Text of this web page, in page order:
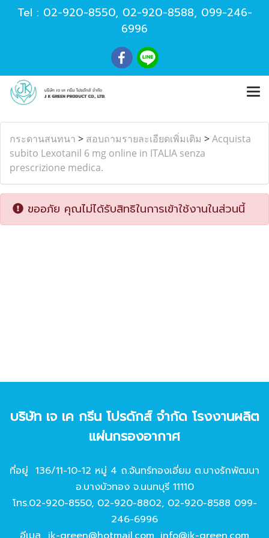
Tel : 02-920-8550, 02-920-8588, 099-246-
6996
กระดานสนทนา > สอบถามรายละเอียดเพิ่มเติม >Acquista
subito Lexotanil 6 mg online in ITALIA senza
prescrizione medica.
ขออภัย คุณไม่ได้รับสิทธิในการเข้าใช้งานในส่วนนี้
บริษัท เจ เค กรีน โปรดักส์ จํากัด โรงงานผลิต
แผ่นกรองอากาศ
ที่อยู่ 136/11-10-12 หมู่ 4 ถ.จันทร์ทองเอี่ยม ต.บางรักพัฒนา
อ.บางบัวทอง จ.นนทบุรี 11110
โทร.02-920-8550, 02-920-8802, 02-920-8588 099-
246-6996